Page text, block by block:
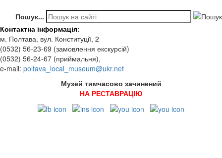
Пошук...
Контактна інформація:
м. Полтава, вул. Конституції, 2
(0532) 56-23-69 (замовлення екскурсій)
(0532) 56-24-67 (приймальня),
e-mail: poltava_local_museum@ukr.net
Музей тимчасово зачинений
НА РЕСТАВРАЦІЮ